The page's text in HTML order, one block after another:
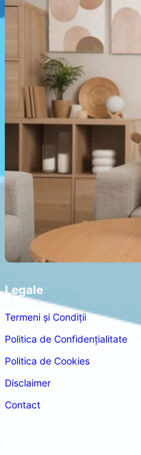
Legale
Termeni și Condiții
Politica de Confidențialitate
Politica de Cookies
Disclaimer
Contact